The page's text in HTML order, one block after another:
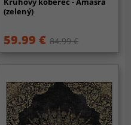
(zelený)
59.99 € 84.99 €